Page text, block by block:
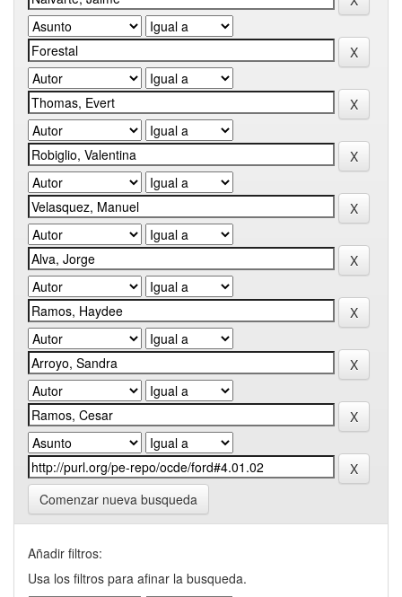
Comenzar nueva busqueda
Añadir filtros:
Usa los filtros para afinar la busqueda.